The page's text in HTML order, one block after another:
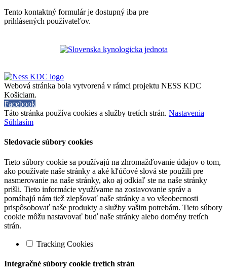
Tento kontaktný formulár je dostupný iba pre
prihlásených používateľov.
Webová stránka bola vytvorená v rámci projektu NESS KDC
Košiciam.
Facebook
Táto stránka používa cookies a služby tretích strán. Nastavenia
Súhlasím
Sledovacie súbory cookies
Tieto súbory cookie sa používajú na zhromažďovanie údajov o tom,
ako používate naše stránky a aké kľúčové slová ste použili pre
nasmerovanie na naše stránky, ako aj odkiaľ ste na naše stránky
prišli. Tieto informácie využívame na zostavovanie správ a
pomáhajú nám tiež zlepšovať naše stránky a vo všeobecnosti
prispôsobovať naše produkty a služby vašim potrebám. Tieto súbory
cookie môžu nastavovať buď naše stránky alebo domény tretích
strán.
Tracking Cookies
Integračné súbory cookie tretích strán